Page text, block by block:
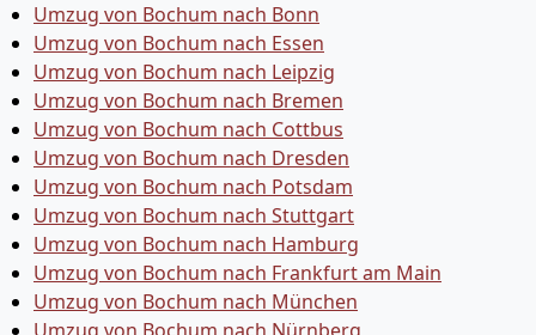
Umzug von Bochum nach Bonn
Umzug von Bochum nach Essen
Umzug von Bochum nach Leipzig
Umzug von Bochum nach Bremen
Umzug von Bochum nach Cottbus
Umzug von Bochum nach Dresden
Umzug von Bochum nach Potsdam
Umzug von Bochum nach Stuttgart
Umzug von Bochum nach Hamburg
Umzug von Bochum nach Frankfurt am Main
Umzug von Bochum nach München